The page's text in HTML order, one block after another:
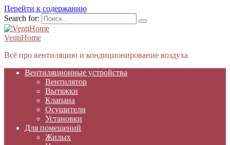
Перейти к содержанию
Search for:
VentiHome
Всё про вентиляцию и кондиционирование воздуха
Вентиляционные устройства
Вентилятор
Вытяжки
Клапана
Осушители
Установки
Для помещений
Жилых